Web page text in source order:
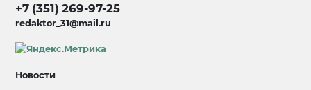
+7 (351) 269-97-25
redaktor_31@mail.ru
Новости